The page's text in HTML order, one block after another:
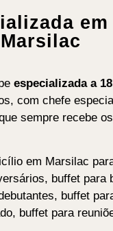
especializada a
com chefe
sempre recebe
em Marsilac
buffet para
buffet
buffet para